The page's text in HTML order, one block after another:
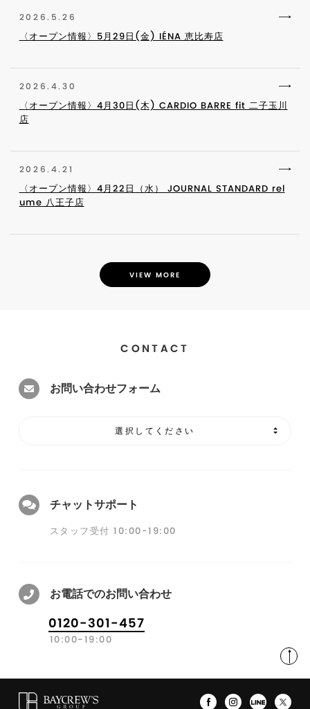
2026.5.26
〈オープン情報〉5月29日(金) IÉNA 恵比寿店
2026.4.30
〈オープン情報〉4月30日(木) CARDIO BARRE fit 二子玉川
店
2026.4.21
〈オープン情報〉4月22日（水） JOURNAL STANDARD rel
ume 八王子店
VIEW MORE
CONTACT
お問い合わせフォーム
選択してください
チャットサポート
スタッフ受付 10:00-19:00
お電話でのお問い合わせ
0120-301-457
10:00-19:00